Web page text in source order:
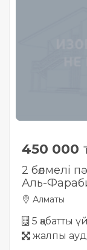
450 000
2 бөлмелі
Аль-
Алматы
5 қабатты
жалпы